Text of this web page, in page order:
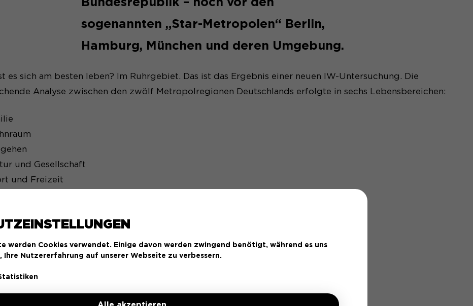
sogenannten „Star-Metropolen“ Berlin,
Hamburg, München und deren Umgebung.
es sich am besten leben? Im Ruhrgebiet. Das ist das Ergebnis einer neuen IW-Untersuchung. Die
Analyse zwischen den zwölf Metropolregionen Deutschlands erfolgte in sechs Lebensbereichen:
und Gesellschaft
und Freizeit
STUDIENBERICHT DES INSTITUTS DER DEUTSCHEN WIRTSCHAFT
werden Cookies verwendet. Einige davon werden zwingend benötigt, während es uns
Ihre Nutzererfahrung auf unserer Webseite zu verbessern.